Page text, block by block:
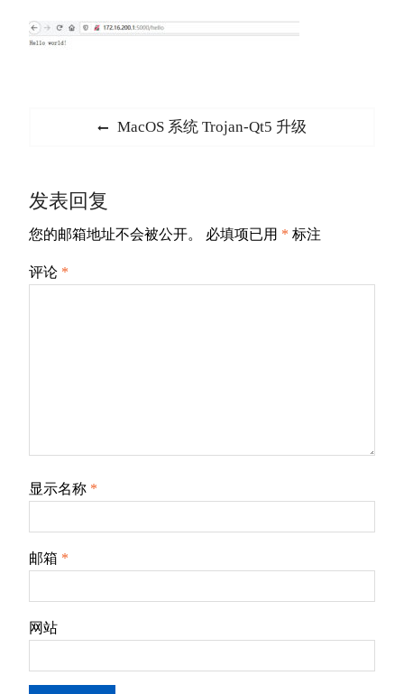
航
Previous
MacOS 系统 Trojan-Qt5 升级
发表回复
您的邮箱地址不会被公开。 必填项已用 * 标注
评论 *
显示名称 *
邮箱 *
网站